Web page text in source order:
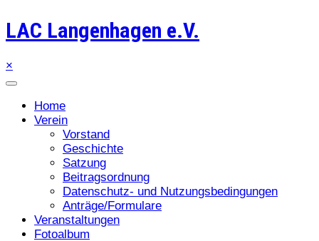
LAC Langenhagen e.V.
×
Home
Verein
Vorstand
Geschichte
Satzung
Beitragsordnung
Datenschutz- und Nutzungsbedingungen
Anträge/Formulare
Veranstaltungen
Fotoalbum